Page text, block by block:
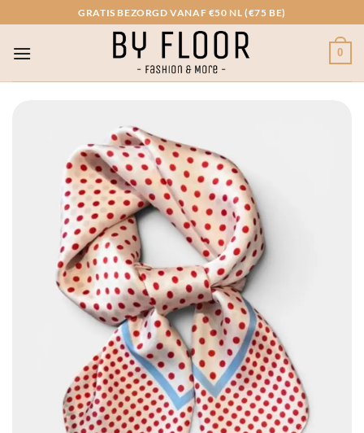
naar
inhoud
GRATIS BEZORGD VANAF €50 NL (€75 BE)
0